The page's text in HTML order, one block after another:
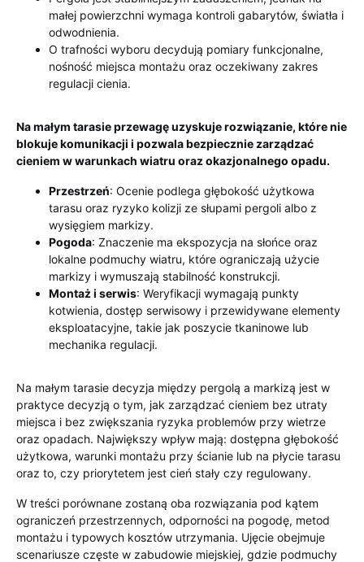
małej powierzchni wymaga kontroli gabarytów, światła i
odwodnienia.
O trafności wyboru decydują pomiary funkcjonalne,
nośność miejsca montażu oraz oczekiwany zakres
regulacji cienia.
Na małym tarasie przewagę uzyskuje rozwiązanie, które nie
blokuje komunikacji i pozwala bezpiecznie zarządzać
cieniem w warunkach wiatru oraz okazjonalnego opadu.
Przestrzeń: Ocenie podlega głębokość użytkowa
tarasu oraz ryzyko kolizji ze słupami pergoli albo z
wysięgiem markizy.
Pogoda: Znaczenie ma ekspozycja na słońce oraz
lokalne podmuchy wiatru, które ograniczają użycie
markizy i wymuszają stabilność konstrukcji.
Montaż i serwis: Weryfikacji wymagają punkty
kotwienia, dostęp serwisowy i przewidywane elementy
eksploatacyjne, takie jak poszycie tkaninowe lub
mechanika regulacji.
Na małym tarasie decyzja między pergolą a markizą jest w
praktyce decyzją o tym, jak zarządzać cieniem bez utraty
miejsca i bez zwiększania ryzyka problemów przy wietrze
oraz opadach. Największy wpływ mają: dostępna głębokość
użytkowa, warunki montażu przy ścianie lub na płycie tarasu
oraz to, czy priorytetem jest cień stały czy regulowany.
W treści porównane zostaną oba rozwiązania pod kątem
ograniczeń przestrzennych, odporności na pogodę, metod
montażu i typowych kosztów utrzymania. Ujęcie obejmuje
scenariusze częste w zabudowie miejskiej, gdzie podmuchy